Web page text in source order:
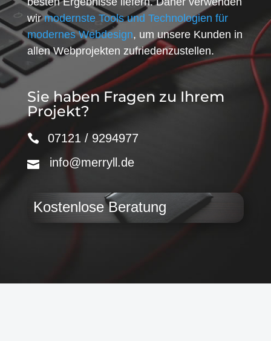
wirmodernste Tools und Technologien für
modernes Webdesign, um unsere Kunden in
allen Webprojekten zufriedenzustellen.
Sie haben Fragen zu Ihrem
Projekt?
07121 / 9294977
info@merryll.de
Kostenlose Beratung